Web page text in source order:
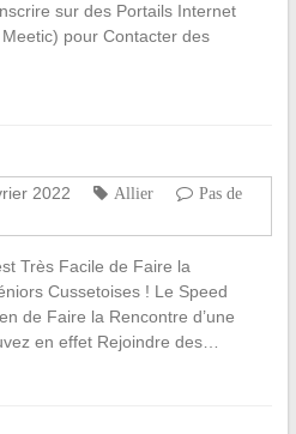
sur des Portails Internet
pour Contacter des
2022 Allier
Pas de
Très Facile de Faire la
Cussetoises ! Le Speed
de Faire la Rencontre d’une
en effet Rejoindre des…